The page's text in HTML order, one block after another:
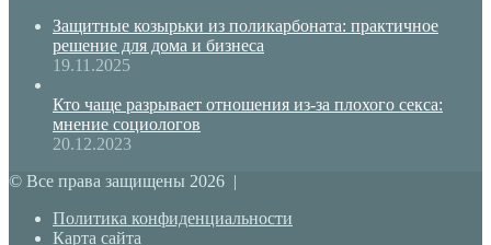
Защитные козырьки из поликарбоната: практичное
решение для дома и бизнеса
19.11.2025
Кто чаще разрывает отношения из-за плохого секса:
мнение социологов
20.12.2023
© Все права защищены 2026 |
Политика конфиденциальности
Карта сайта